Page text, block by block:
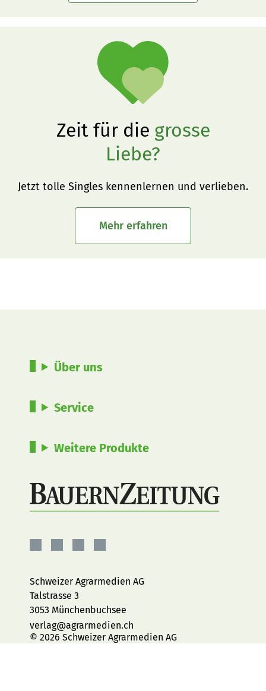
Zeit für die grosse
Liebe?
Jetzt tolle Singles kennenlernen und verlieben.
Mehr erfahren
Über uns
Service
Weitere Produkte
Facebook
InstagramYouTubeLinkedIn
Schweizer Agrarmedien AG
Talstrasse 3
3053 Münchenbuchsee
verlag@agrarmedien.ch
© 2026 Schweizer Agrarmedien AG